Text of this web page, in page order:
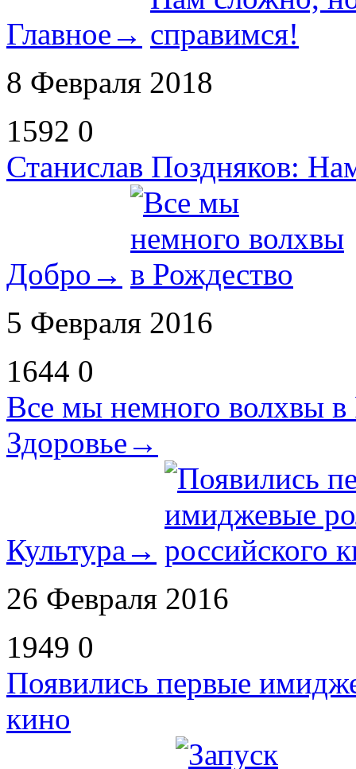
Главное →
8 Февраля 2018
1592 0
Станислав Поздняков:
Добро →
5 Февраля 2016
1644 0
Все мы немного волхвы в
Здоровье →
Культура →
26 Февраля 2016
1949 0
Появились первые
кино